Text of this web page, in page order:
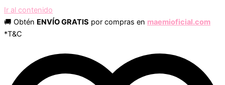
Ir al contenido
🚚 Obtén ENVÍO GRATIS por compras en maemioficial.com
*T&C